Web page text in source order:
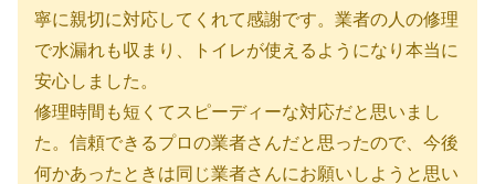
寧に親切に対応してくれて感謝です。業者の人の修理
で水漏れも収まり、トイレが使えるようになり本当に
安心しました。
修理時間も短くてスピーディーな対応だと思いまし
た。信頼できるプロの業者さんだと思ったので、今後
何かあったときは同じ業者さんにお願いしようと思い